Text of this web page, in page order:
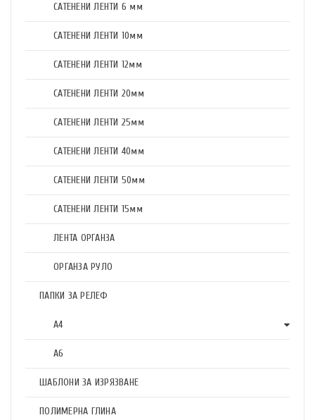
САТЕНЕНИ ЛЕНТИ 6 мм
САТЕНЕНИ ЛЕНТИ 10мм
САТЕНЕНИ ЛЕНТИ 12мм
САТЕНЕНИ ЛЕНТИ 20мм
САТЕНЕНИ ЛЕНТИ 25мм
САТЕНЕНИ ЛЕНТИ 40мм
САТЕНЕНИ ЛЕНТИ 50мм
САТЕНЕНИ ЛЕНТИ 15мм
ЛЕНТА ОРГАНЗА
ОРГАНЗА РУЛО
ПАПКИ ЗА РЕЛЕФ
А4
А6
ШАБЛОНИ ЗА ИЗРЯЗВАНЕ
ПОЛИМЕРНА ГЛИНА